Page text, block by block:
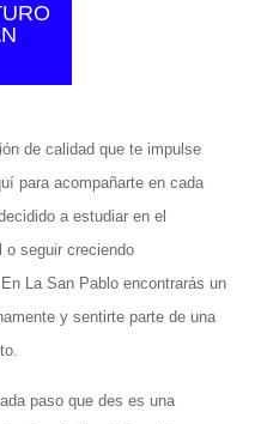
de calidad que te impulse
para acompañarte en cada
a estudiar en el
o seguir creciendo
La San Pablo encontrarás un
y sentirte parte de una
paso que des es una